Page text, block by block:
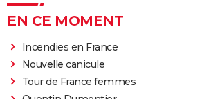
EN CE MOMENT
Incendies en France
Nouvelle canicule
Tour de France femmes